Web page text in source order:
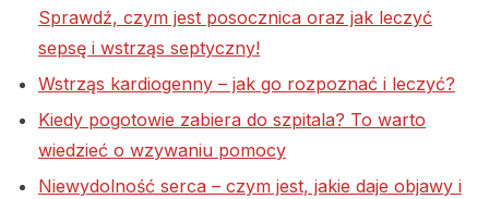
Sprawdź, czym jest posocznica oraz jak leczyć
sepsę i wstrząs septyczny!
Wstrząs kardiogenny – jak go rozpoznać i leczyć?
Kiedy pogotowie zabiera do szpitala? To warto
wiedzieć o wzywaniu pomocy
Niewydolność serca – czym jest, jakie daje objawy i